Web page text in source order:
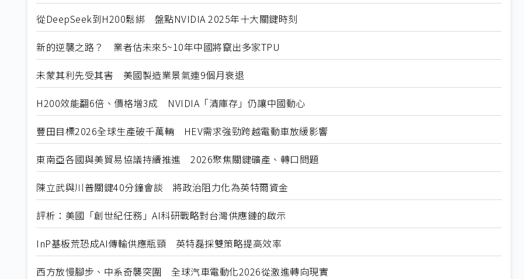
從DeepSeek到H200鬆綁 盤點NVIDIA 2025年十大關鍵時刻
新的逆襲之路？ 業者估未來5~10年中國將竄出多家TPU
未蒙其利先受其害 美國製造業景氣連9個月衰退
H200效能翻6倍、價格增3成 NVIDIA「清庫存」仍讓中國動心
豐田目標2026全球生產破千萬輛 HEV需求強勁跨越電動車放緩影響
東南亞各國與美貿易協議持續推進 2026聚焦關鍵礦產、轉口問題
陳立武與川普關鍵40分鐘會談 將政治阻力化為英特爾資金
評析：美國「創世紀任務」AI科研戰略對台灣供應鏈的啟示
InP基板荒恐成AI傳輸供應瓶頸 英特磊採雙策略提高效率
西方放慢腳步、中系奇襲突圍 全球汽車電動化2026從激進轉向現實